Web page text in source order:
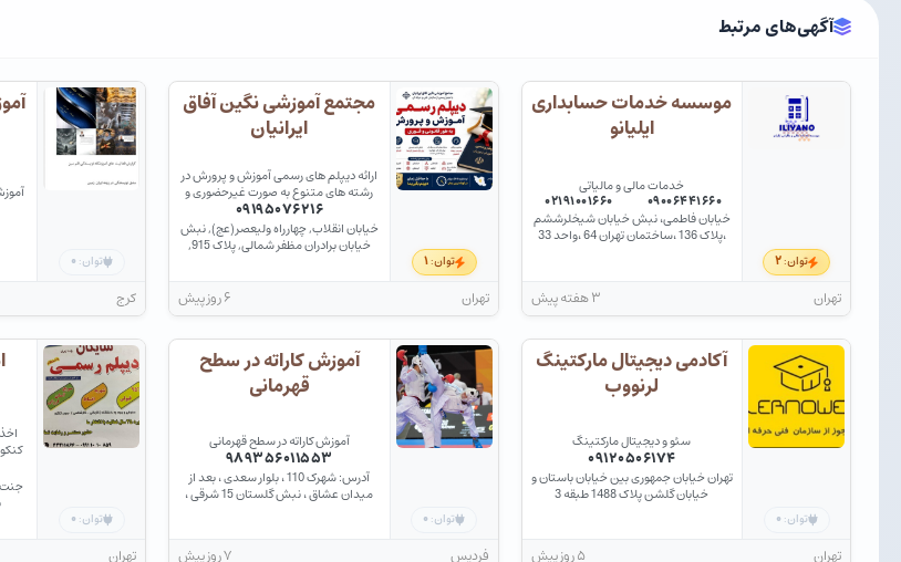
آگهی‌های مرتبط
توان:۲
موسسه خدمات حسابداری
ایلیانو
خدمات مالی و مالیاتی
۰۹۰۰۶۴۴۱۶۶۰ ۰۲۱۹۱۰۰۱۶۶۰
خیابان فاطمی، نبش خیابان شیخلرششم
،پلاک 136 ،ساختمان تهران 64 ،واحد 33
تهران ۳ هفته پیش
توان:۱
مجتمع آموزشی نگین آفاق
ایرانیان
ارائه دیپلم های رسمی آموزش و پرورش در
رشته های متنوع به صورت غیرحضوری و
سریع
۰۹۱۹۵۰۷۶۲۱۶
خیابان انقلاب, چهارراه ولیعصر(عج), نبش
خیابان برادران مظفر شمالی, پلاک 915,
تهران ۶ روز پیش
توان: ۰
کرج
توان: ۰
آکادمی دیجیتال مارکتینگ
لرنووب
سئو و دیجیتال مارکتینگ
۰۹۱۲۰۵۰۶۱۷۴
تهران خیابان جمهوری بین خیابان باستان و
خیابان گلشن پلاک 1488 طبقه 3
تهران ۵ روز پیش
توان: ۰
آموزش کاراته در سطح
قهرمانی
آموزش کاراته در سطح قهرمانی
۹۸۹۳۵۶۰۱۱۵۵۳
آدرس: شهرک 110 ، بلوار سعدی ، بعد از
میدان عشاق ، نبش گلستان 15 شرقی ،
فردیس ۷ روز پیش
توان: ۰
تهران